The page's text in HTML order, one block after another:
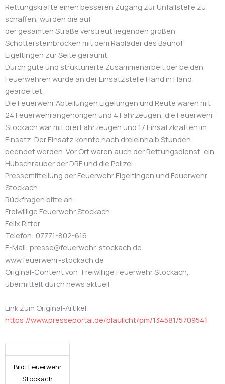
Rettungskräfte einen besseren Zugang zur Unfallstelle zu
schaffen, wurden die auf
der gesamten Straße verstreut liegenden großen
Schottersteinbrocken mit dem Radlader des Bauhof
Eigeltingen zur Seite geräumt.
Durch gute und strukturierte Zusammenarbeit der beiden
Feuerwehren wurde an der Einsatzstelle Hand in Hand
gearbeitet.
Die Feuerwehr Abteilungen Eigeltingen und Reute waren mit
24 Feuerwehrangehörigen und 4 Fahrzeugen, die Feuerwehr
Stockach war mit drei Fahrzeugen und 17 Einsatzkräften im
Einsatz. Der Einsatz konnte nach dreieinhalb Stunden
beendet werden. Vor Ort waren auch der Rettungsdienst, ein
Hubschrauber der DRF und die Polizei.
Pressemitteilung der Feuerwehr Eigeltingen und Feuerwehr
Stockach
Rückfragen bitte an:
Freiwillige Feuerwehr Stockach
Felix Ritter
Telefon: 07771-802-616
E-Mail: presse@feuerwehr-stockach.de
www.feuerwehr-stockach.de
Original-Content von: Freiwillige Feuerwehr Stockach,
übermittelt durch news aktuell
Link zum Original-Artikel:
https://www.presseportal.de/blaulicht/pm/134581/5709541
Bild: Feuerwehr
Stockach